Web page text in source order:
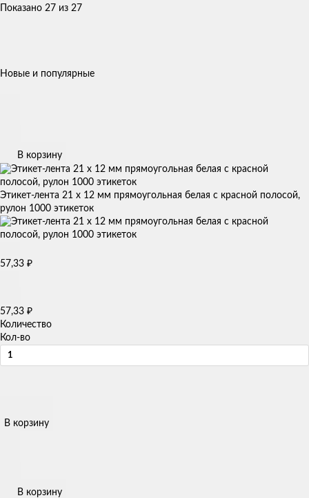
Показано 27 из 27
Новые и популярные
В корзину
Этикет-лента 21 х 12 мм прямоугольная белая с красной полосой,
рулон 1000 этикеток
57,33 ₽
57,33 ₽
Количество
Кол-во
В корзину
В корзину